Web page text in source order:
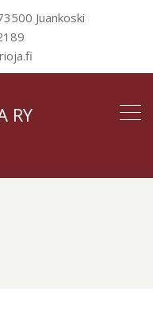
Juankoski
RY